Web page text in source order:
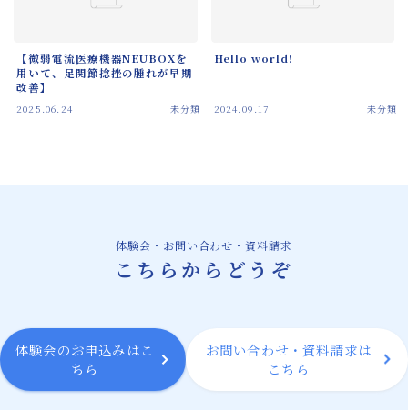
症例集
お問い合わせ・資料請求
BLOG
【微弱電流医療機器NEUBOXを
用いて、足関節捻挫の腫れが早期
改善】
2025.06.24 未分類
Hello world!
2024.09.17 未分類
体験会・お問い合わせ・資料請求
こちらからどうぞ
体験会のお申込みはこ
ちら
お問い合わせ・資料請求は
こちら